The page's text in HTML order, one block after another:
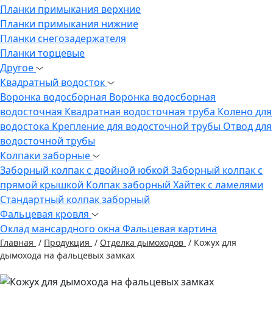
Планки примыкания верхние
Планки примыкания нижние
Планки снегозадержателя
Планки торцевые
Другое
Квадратный водосток
Воронка водосборная Воронка водосборная
водосточная Квадратная водосточная труба Колено для
водостока Крепление для водосточной трубы Отвод для
водосточной трубы
Колпаки заборные
Заборный колпак с двойной юбкой Заборный колпак с
прямой крышкой Колпак заборный Хайтек с ламелями
Стандартный колпак заборный
Фальцевая кровля
Оклад мансардного окна Фальцевая картина
Главная / Продукция / Отделка дымоходов / Кожух для
дымохода на фальцевых замках